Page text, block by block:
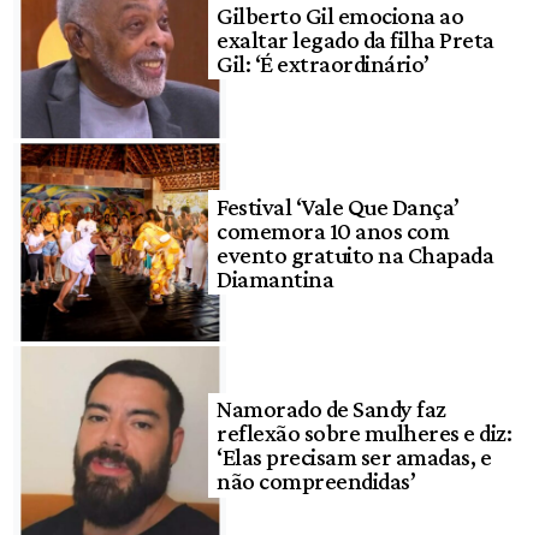
Gilberto Gil emociona ao
exaltar legado da filha Preta
Gil: ‘É extraordinário’
Festival ‘Vale Que Dança’
comemora 10 anos com
evento gratuito na Chapada
Diamantina
Namorado de Sandy faz
reflexão sobre mulheres e diz:
‘Elas precisam ser amadas, e
não compreendidas’